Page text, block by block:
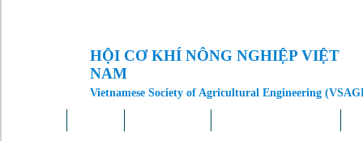
HỘI CƠ KHÍ NÔNG NGHIỆP VIỆT
NAM
Vietnamese Society of Agricultural Engineering